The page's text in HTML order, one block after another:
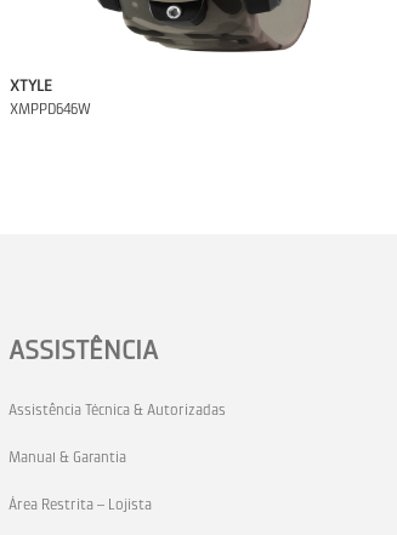
XTYLE
XMPPD646W
ASSISTÊNCIA
Assistência Técnica & Autorizadas
Manual & Garantia
Área Restrita – Lojista